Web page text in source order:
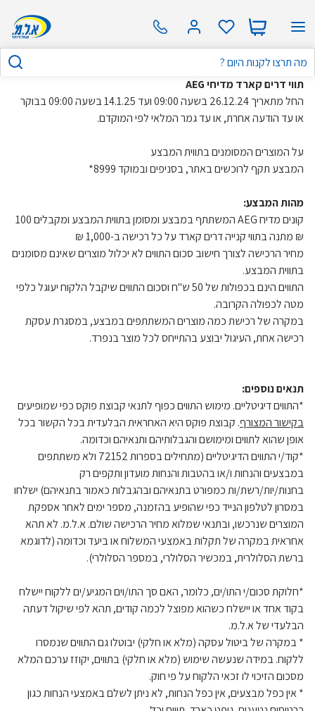
תווי דרים קארד מדיחי AEG
החל מתאריך 26.12.24 בשעה 09:00 ועד 14.1.25 בשעה 09:00 בבוקר
או עד הודעה אחרת, או עד גמר המלאי לפי המוקדם.
על המוצרים המסומנים בתווית המבצע
המבצע תקף לרוכשים באתר, בסניפים ובמוקד 8999*
מהות המבצע:
קונים מדיח AEG המשתתף במבצע ומסומן בתווית המבצע ומקבלים 100
₪ מתנה בתווי קנייה דרים קארד על כל רכישה ב-1,000 ₪
מחיר הרכישה לצורך חישוב סכום התווים לא יכלול מוצרים שאינם מסומנים
בתווית המבצע.
התווים הינם בכפולות של 50 ש"ח וסכום התווים שיקבל הלקוח יעוגל כלפי
מטה לכפולה הקרובה.
במקרה של רכישת כמה מוצרים המשתתפים במבצע, במסגרת עסקת
רכישה אחת, העיגול יבוצע בהתייחס לכל מוצר בנפרד.
תנאים נוספים:
*התווים דיגיטליים. מימוש התווים כפוף לתנאי קבוצת פוקס כפי שמופיעים
בקישור המצורף. קבוצת פוקס היא האחראית הבלעדית בכל הקשור בכל
אופן שהוא לתווים ומימושם והגבלותיהם ותנאיהם וכדומה.
*קוד/י התווים הדיגיטליים (מתחילים בספרות 72152 ולא משתתפים
במבצעים והנחות ו/או בהטבות והנחות מועדון ותקפים רק
בחנות/יות/רשת/ות כמפורט בתנאיהם ובהגבלות כאמור בתנאיהם) ישלחו
במסרון לטלפון הנייד כפי שהופיע בהזמנה, מספר ימים לאחר אספקת
המוצרים שנרכשו, ובתנאי שמלוא מחיר הרכישה שולם. א.ל.מ. לא תהא
אחראית במקרה של תקלות באמצעי המשלוח או ביעד וכדומה (לדוגמא
ברשת הסלולרית, במכשיר הסלולרי, במספר הסלולרי).
*חלוקת סכום/י התו/ים, כלומר, האם סך התו/וים המגיע/ים ללקוח יישלח
בקוד אחד או יישלח כשהוא מפוצל לכמה קודים, תהא לפי שיקול דעתה
הבלעדי של א.ל.מ.
* במקרה של ביטול עסקה (מלא או חלקי) יבוטלו גם התווים שנמסרו
ללקוח. במידה שנעשה שימוש (מלא או חלקי) בתווים, יקוזז ערכם המלא
מסכום הזיכוי לו זכאי הלקוח על פי חוק.
* אין כפל מבצעים, אין כפל הנחות, לא ניתן לשלם באמצעי הנחות כגון